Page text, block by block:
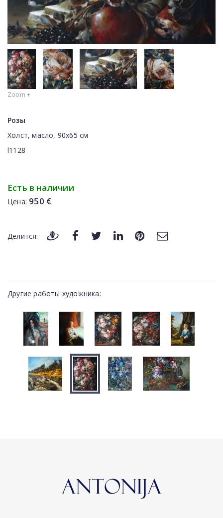
Zoom +
Розы
Холст, масло, 90x65 см
l1128
Есть в наличии
Цена: 950 €
Делится:
Другие работы художника: